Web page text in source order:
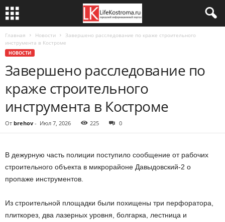
Главная Новости
Завершено расследование по краже строительного
инструмента в Костроме
НОВОСТИ
Завершено расследование по
краже строительного
инструмента в Костроме
От brehov - Июл 7, 2026 225 0
В дежурную часть полиции поступило сообщение от рабочих
строительного объекта в микрорайоне Давыдовский-2 о
пропаже инструментов.
Из строительной площадки были похищены три перфоратора,
плиткорез, два лазерных уровня, болгарка, лестница и